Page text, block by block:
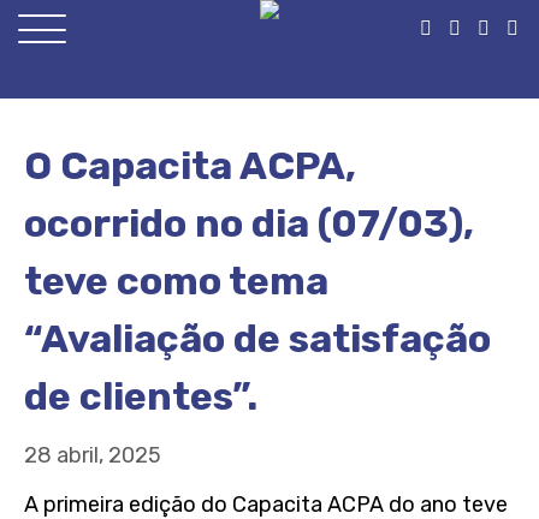
Open
O Capacita ACPA,
ocorrido no dia (07/03),
teve como tema
“Avaliação de satisfação
de clientes”.
28 abril, 2025
A primeira edição do Capacita ACPA do ano teve